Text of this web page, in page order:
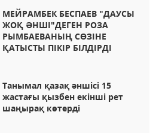
МЕЙРАМБЕК БЕСПАЕВ "ДАУСЫ
ЖОҚ ӘНШІ"ДЕГЕН РОЗА
РЫМБАЕВАНЫҢ СӨЗІНЕ
ҚАТЫСТЫ ПІКІР БІЛДІРДІ
Танымал қазақ әншісі 15
жастағы қызбен екінші рет
шаңырақ көтерді